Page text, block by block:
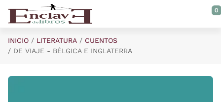
Saltar al contenido principal
0
INICIO LITERATURA
CUENTOS
DE VIAJE - BÉLGICA E INGLATERRA